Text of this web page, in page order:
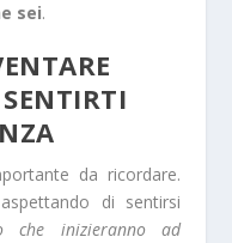
sei.
da ricordare.
di sentirsi
che inizieranno ad